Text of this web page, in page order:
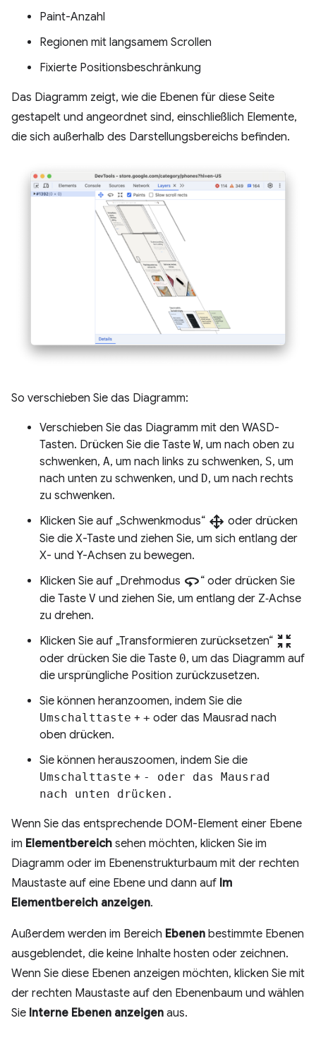
Paint-Anzahl
Regionen mit langsamem Scrollen
Fixierte Positionsbeschränkung
Das Diagramm zeigt, wie die Ebenen für diese Seite
gestapelt und angeordnet sind, einschließlich Elemente,
die sich außerhalb des Darstellungsbereichs befinden.
So verschieben Sie das Diagramm:
Verschieben Sie das Diagramm mit den WASD-
Tasten. Drücken Sie die Taste W, um nach oben zu
schwenken, A, um nach links zu schwenken, S, um
nach unten zu schwenken, und D, um nach rechts
zu schwenken.
Klicken Sie auf „Schwenkmodus“ drag_pan oder drücken
Sie die X-Taste und ziehen Sie, um sich entlang der
X- und Y-Achsen zu bewegen.
Klicken Sie auf „Drehmodus 360“ oder drücken Sie
die Taste V und ziehen Sie, um entlang der Z‑Achse
zu drehen.
Klicken Sie auf „Transformieren zurücksetzen“ zoom_in_map
oder drücken Sie die Taste 0, um das Diagramm auf
die ursprüngliche Position zurückzusetzen.
Sie können heranzoomen, indem Sie die
Umschalttaste + + oder das Mausrad nach
oben drücken.
Sie können herauszoomen, indem Sie die
Umschalttaste + -
oder das Mausrad
nach unten drücken.
Wenn Sie das entsprechende DOM-Element einer Ebene
im Elementbereich sehen möchten, klicken Sie im
Diagramm oder im Ebenenstrukturbaum mit der rechten
Maustaste auf eine Ebene und dann auf Im
Elementbereich anzeigen.
Außerdem werden im Bereich Ebenen bestimmte Ebenen
ausgeblendet, die keine Inhalte hosten oder zeichnen.
Wenn Sie diese Ebenen anzeigen möchten, klicken Sie mit
der rechten Maustaste auf den Ebenenbaum und wählen
Sie Interne Ebenen anzeigen aus.